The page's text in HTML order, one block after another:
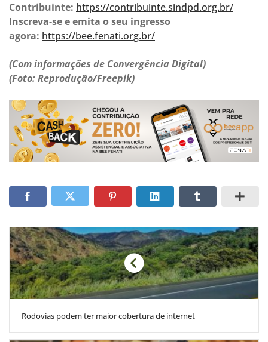
Contribuinte: https://contribuinte.sindpd.org.br/
Inscreva-se e emita o seu ingresso
agora: https://bee.fenati.org.br/
(Com informações de Convergência Digital)
(Foto: Reprodução/Freepik)
Rodovias podem ter maior cobertura de internet